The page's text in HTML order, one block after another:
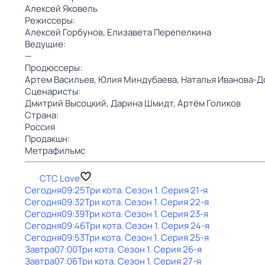
Алексей Яковель
Режиссеры:
Алексей Горбунов, Елизавета Перепелкина
Ведущие:
—
Продюссеры:
Артем Васильев, Юлия Миндубаева, Наталья Иванова-
Сценаристы:
Дмитрий Высоцкий,Дарина Шмидт,Артём Голиков
Страна:
Россия
Продакшн:
Метрафильмс
СТС Love
Сегодня09:25Три кота. Сезон 1. Серия 21-я
Сегодня09:32Три кота. Сезон 1. Серия 22-я
Сегодня09:39Три кота. Сезон 1. Серия 23-я
Сегодня09:46Три кота. Сезон 1. Серия 24-я
Сегодня09:53Три кота. Сезон 1. Серия 25-я
Завтра07:00Три кота. Сезон 1. Серия 26-я
Завтра07:06Три кота. Сезон 1. Серия 27-я